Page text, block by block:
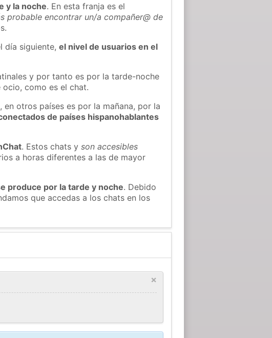
y la noche. En esta franja es el
probable encontrar un/a compañer@ de
día siguiente,el nivel de usuarios en el
y por tanto es por la tarde-noche
como es el chat.
otros países es por la mañana, por la
de países hispanohablantes
. Estos chats yson accesibles
a horas diferentes a las de mayor
produce por la tarde y noche. Debido
que accedas a los chats en los
×